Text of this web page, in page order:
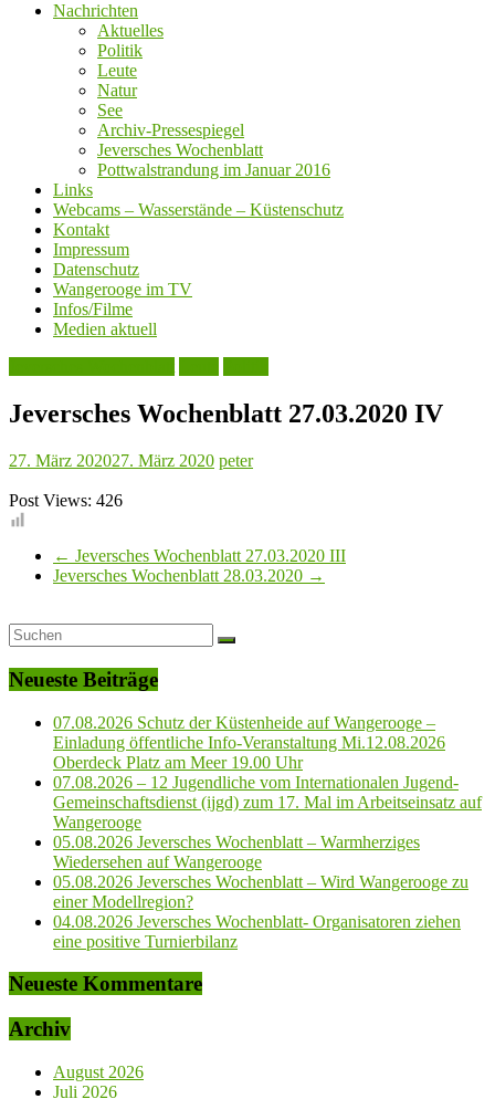
Nachrichten
Aktuelles
Politik
Leute
Natur
See
Archiv-Pressespiegel
Jeversches Wochenblatt
Pottwalstrandung im Januar 2016
Links
Webcams – Wasserstände – Küstenschutz
Kontakt
Impressum
Datenschutz
Wangerooge im TV
Infos/Filme
Medien aktuell
Jeversches Wochenblatt 27.03.2020 IV
27. März 202027. März 2020 peter
Post Views: 426
← Jeversches Wochenblatt 27.03.2020 III
Jeversches Wochenblatt 28.03.2020 →
Neueste Beiträge
07.08.2026 Schutz der Küstenheide auf Wangerooge –
Einladung öffentliche Info-Veranstaltung Mi.12.08.2026
Oberdeck Platz am Meer 19.00 Uhr
07.08.2026 – 12 Jugendliche vom Internationalen Jugend-
Gemeinschaftsdienst (ijgd) zum 17. Mal im Arbeitseinsatz auf
Wangerooge
05.08.2026 Jeversches Wochenblatt – Warmherziges
Wiedersehen auf Wangerooge
05.08.2026 Jeversches Wochenblatt – Wird Wangerooge zu
einer Modellregion?
04.08.2026 Jeversches Wochenblatt- Organisatoren ziehen
eine positive Turnierbilanz
Neueste Kommentare
Archiv
August 2026
Juli 2026